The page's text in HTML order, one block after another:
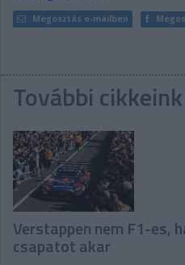
Megosztás e-mailben
További
Verstappen nem F1-es,
csapatot akar